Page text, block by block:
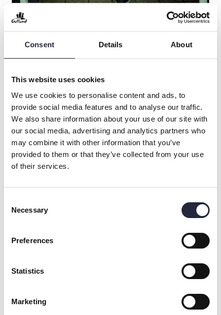
Consent Details About
This website uses cookies
We use cookies to personalise content and ads, to
provide social media features and to analyse our traffic.
We also share information about your use of our site with
our social media, advertising and analytics partners who
may combine it with other information that you’ve
provided to them or that they’ve collected from your use
of their services.
Selection
Necessary
Preferences
Statistics
Marketing
Foto Joel Nilsson
Men resan slutar inte här. Planerna framåt handlar om att
av hållbara produkter och hitta nya sätt att minska
klimatavtrycket – utan att tumma på upplevelsen. Visionen är
och där hållbara lösningar är tillgängliga för alla.